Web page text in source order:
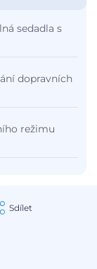
sedadla s
dopravních
režimu
Sdílet